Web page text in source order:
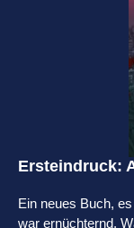
Ersteindruck:
Ein neues Buch,
war ernüchternd.